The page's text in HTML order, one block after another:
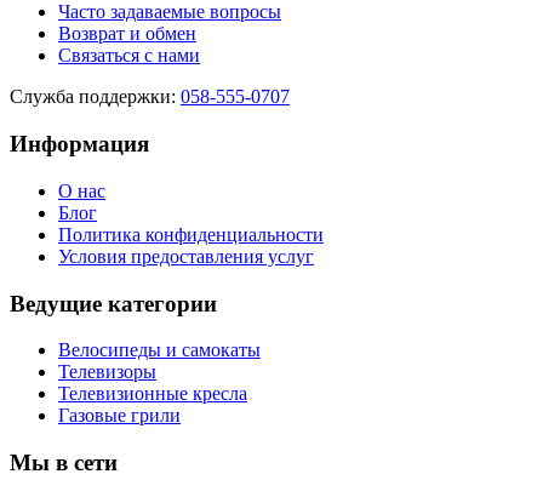
Часто задаваемые вопросы
Возврат и обмен
Связаться с нами
Служба поддержки: 058-555-0707
Информация
О нас
Блог
Политика конфиденциальности
Условия предоставления услуг
Ведущие категории
Велосипеды и самокаты
Телевизоры
Телевизионные кресла
Газовые грили
Мы в сети